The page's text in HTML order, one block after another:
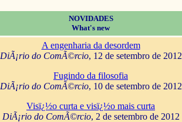
NOVIDADES
What's new
A engenharia da desordem
DiÃ¡rio do ComÃ©rcio, 12 de setembro de 2012
Fugindo da filosofia
DiÃ¡rio do ComÃ©rcio, 10 de setembro de 2012
Visï¿½o curta e visï¿½o mais curta
DiÃ¡rio do ComÃ©rcio, 2 de setembro de 2012